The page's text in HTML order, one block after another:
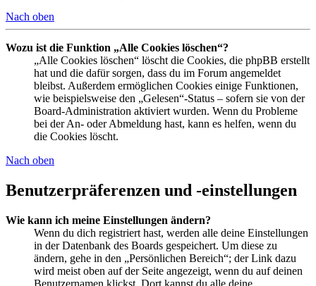
Nach oben
Wozu ist die Funktion „Alle Cookies löschen“?
„Alle Cookies löschen“ löscht die Cookies, die phpBB erstellt
hat und die dafür sorgen, dass du im Forum angemeldet
bleibst. Außerdem ermöglichen Cookies einige Funktionen,
wie beispielsweise den „Gelesen“-Status – sofern sie von der
Board-Administration aktiviert wurden. Wenn du Probleme
bei der An- oder Abmeldung hast, kann es helfen, wenn du
die Cookies löscht.
Nach oben
Benutzerpräferenzen und -einstellungen
Wie kann ich meine Einstellungen ändern?
Wenn du dich registriert hast, werden alle deine Einstellungen
in der Datenbank des Boards gespeichert. Um diese zu
ändern, gehe in den „Persönlichen Bereich“; der Link dazu
wird meist oben auf der Seite angezeigt, wenn du auf deinen
Benutzernamen klickst. Dort kannst du alle deine